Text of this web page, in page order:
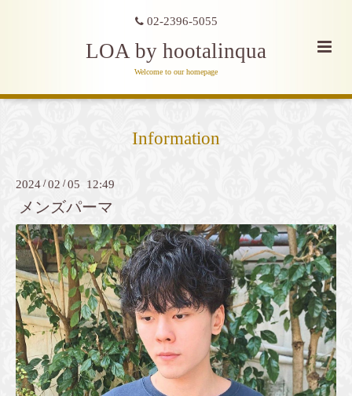
02-2396-5055
LOA by hootalinqua
Welcome to our homepage
Information
2024 /02 /05 12:49
メンズパーマ